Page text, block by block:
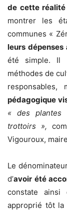
de cette
montrer les
communes «
leurs dépenses
été simple. Il
méthodes de
pédagogique
« des plantes
trottoirs »,
Vigouroux,
Le
d’avoir été
constate
approprié tôt la